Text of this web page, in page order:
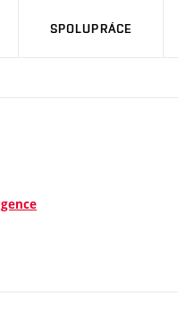
SPOLUPRÁCE